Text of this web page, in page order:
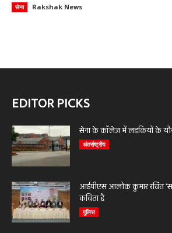
सेना Rakshak News
EDITOR PICKS
सेना के कॉलेज में लड़कियों के
अंतर्राष्ट्रीय
आईपीएस आलोक कुमार रचित
कविता है
पुलिस